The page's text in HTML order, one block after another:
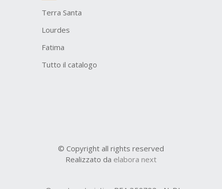
Terra Santa
Lourdes
Fatima
Tutto il catalogo
© Copyright all rights reserved
Realizzato da elabora next